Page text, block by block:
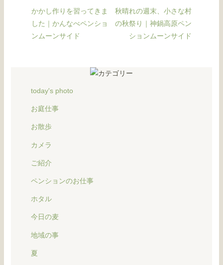
かかし作りを習ってきま
した｜かんなべペンショ
ンムーンサイド
秋晴れの週末、小さな村
の秋祭り｜神鍋高原ペン
ションムーンサイド
today's photo
お庭仕事
お散歩
カメラ
ご紹介
ペンションのお仕事
ホタル
今日の麦
地域の事
夏